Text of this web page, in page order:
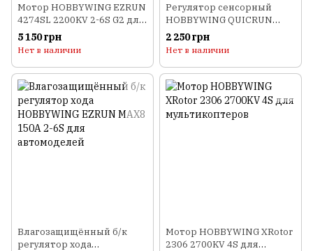
Мотор HOBBYWING EZRUN
4274SL 2200KV 2-6S G2 для
автомоделей
5 150 грн
Нет в наличии
Регулятор сенсорный
HOBBYWING QUICRUN
10BL120 120A 2-3S для
автомоделей
2 250 грн
Нет в наличии
Влагозащищённый б/к
регулятор хода
Мотор HOBBYWING XRotor
2306 2700KV 4S для